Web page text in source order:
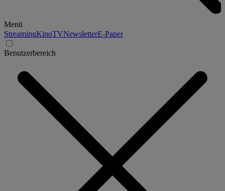
Menü
StreamingKinoTVNewsletterE-Paper
Benutzerbereich